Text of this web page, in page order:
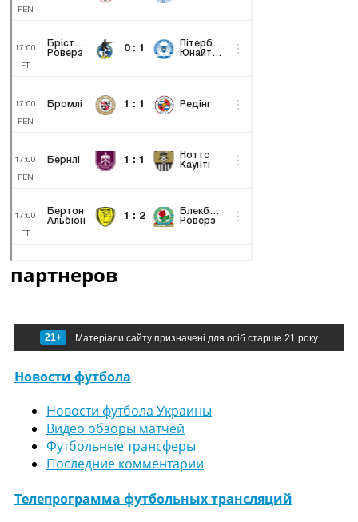
партнеров
21+ Матеріали сайту призначені для осіб старше 21 року
Новости футбола
Новости футбола Украины
Видео обзоры матчей
Футбольные трансферы
Последние комментарии
Телепрограмма футбольных трансляций